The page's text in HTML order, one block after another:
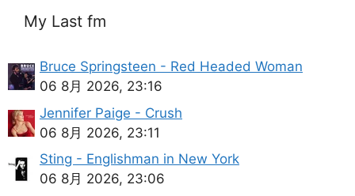
My Last fm
Bruce Springsteen - Red Headed Woman
06 8月 2026, 23:16
Jennifer Paige - Crush
06 8月 2026, 23:11
Sting - Englishman in New York
06 8月 2026, 23:06